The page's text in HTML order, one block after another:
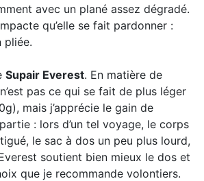
avec un plané assez dégradé.
qu’elle se fait pardonner :
pliée.
Supair Everest. En matière de
pas ce qui se fait de plus léger
mais j’apprécie le gain de
: lors d’un tel voyage, le corps
le sac à dos un peu plus lourd,
soutient bien mieux le dos et
que je recommande volontiers.